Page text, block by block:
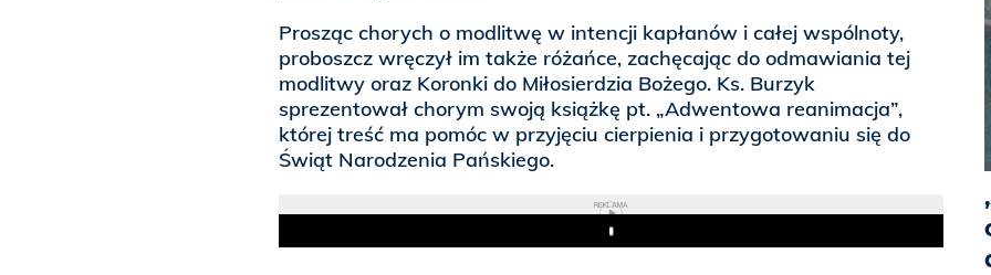
Prosząc chorych o modlitwę w intencji kapłanów i całej wspólnoty,
proboszcz wręczył im także różańce, zachęcając do odmawiania tej
modlitwy oraz Koronki do Miłosierdzia Bożego. Ks. Burzyk
sprezentował chorym swoją książkę pt. „Adwentowa reanimacja”,
której treść ma pomóc w przyjęciu cierpienia i przygotowaniu się do
Świąt Narodzenia Pańskiego.
REKLAMA
Play